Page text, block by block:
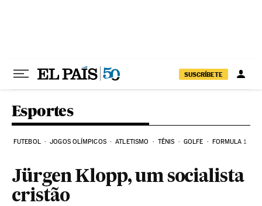
SUSCRÍBETE
Esportes
FUTEBOL JOGOS OLÍMPICOS ATLETISMO TÊNIS GOLFE FORMULA 1
Jürgen Klopp, um socialista
cristão